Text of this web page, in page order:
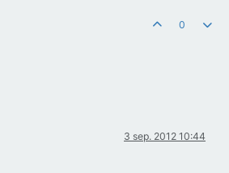
0
3 sep. 2012 10:44